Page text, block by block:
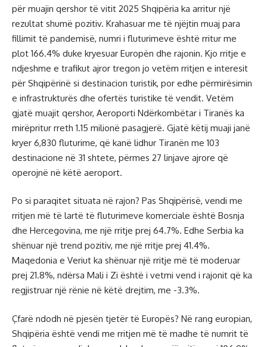
për muajin qershor të vitit 2025 Shqipëria ka arritur një
rezultat shumë pozitiv. Krahasuar me të njëjtin muaj para
fillimit të pandemisë, numri i fluturimeve është rritur me
plot 166.4% duke kryesuar Europën dhe rajonin. Kjo rritje e
ndjeshme e trafikut ajror tregon jo vetëm rritjen e interesit
për Shqipërinë si destinacion turistik, por edhe përmirësimin
e infrastrukturës dhe ofertës turistike të vendit. Vetëm
gjatë muajit qershor, Aeroporti Ndërkombëtar i Tiranës ka
mirëpritur rreth 1.15 milionë pasagjerë. Gjatë këtij muaji janë
kryer 6,830 fluturime, që kanë lidhur Tiranën me 103
destinacione në 31 shtete, përmes 27 linjave ajrore që
operojnë në këtë aeroport.
Po si paraqitet situata në rajon? Pas Shqipërisë, vendi me
rritjen më të lartë të fluturimeve komerciale është Bosnja
dhe Hercegovina, me një rritje prej 64.7%. Edhe Serbia ka
shënuar një trend pozitiv, me një rritje prej 41.4%.
Maqedonia e Veriut ka shënuar një rritje më të moderuar
prej 21.8%, ndërsa Mali i Zi është i vetmi vend i rajonit që ka
regjistruar një rënie në këtë drejtim, me -3.3%.
Çfarë ndodh në pjesën tjetër të Europës? Në rang europian,
Shqipëria është vendi me rritjen më të madhe të numrit të